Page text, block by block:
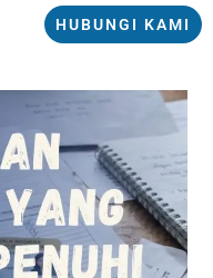
HUBUNGI KAMI